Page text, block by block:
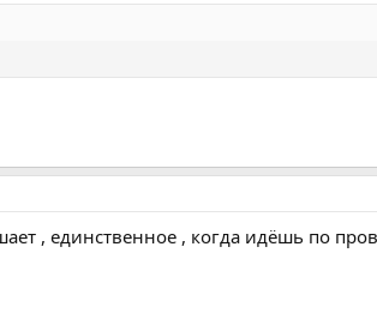
, единственное , когда идёшь по